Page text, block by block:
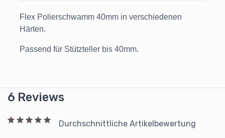
Flex Polierschwamm 40mm in verschiedenen
Härten.
Passend für Stützteller bis 40mm.
6 Reviews
Durchschnittliche Artikelbewertung